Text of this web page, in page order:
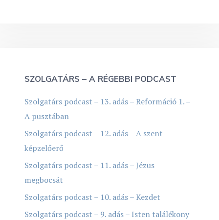
SZOLGATÁRS – A RÉGEBBI PODCAST
Szolgatárs podcast – 13. adás – Reformáció 1. –
A pusztában
Szolgatárs podcast – 12. adás – A szent
képzelőerő
Szolgatárs podcast – 11. adás – Jézus
megbocsát
Szolgatárs podcast – 10. adás – Kezdet
Szolgatárs podcast – 9. adás – Isten találékony